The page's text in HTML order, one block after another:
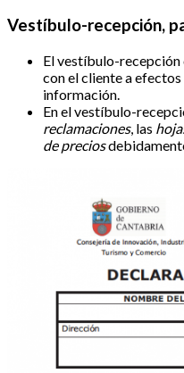
Vestíbulo-recepción,
El vestíbulo-
con el cliente a
información.
En el vestíbulo-
reclamaciones, las
de precios